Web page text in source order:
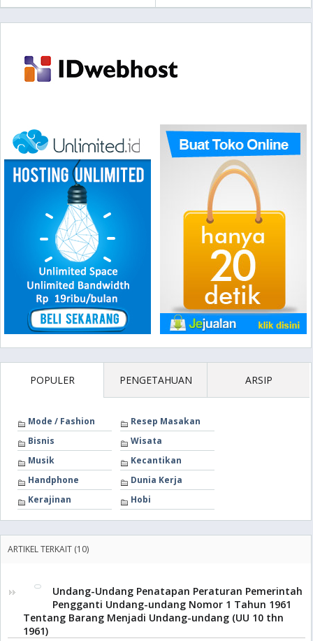
POPULER PENGETAHUAN ARSIP
Mode / Fashion
Resep Masakan
Bisnis
Wisata
Musik
Kecantikan
Handphone
Dunia Kerja
Kerajinan
Hobi
ARTIKEL TERKAIT (10)
Undang-Undang Penatapan Peraturan Pemerintah
Pengganti Undang-undang Nomor 1 Tahun 1961
Tentang Barang Menjadi Undang-undang (UU 10 thn
1961)